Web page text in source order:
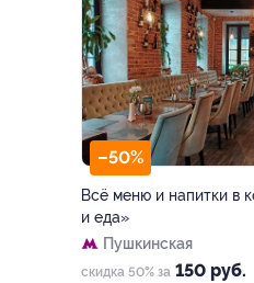
–50%
Всё меню и напитки в
и еда»
Пушкинская
скидка 50% за 150 руб.